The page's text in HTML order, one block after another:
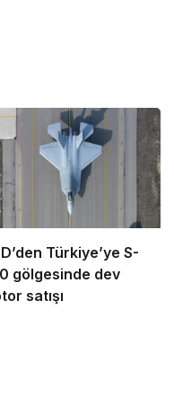
Türkiye’ye S-
gölgesinde dev
satışı